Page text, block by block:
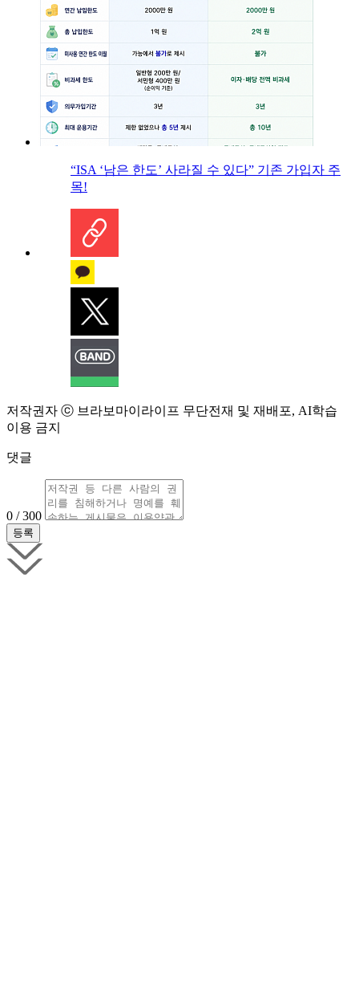
“ISA ‘남은 한도’ 사라질 수 있다” 기존 가입자 주
목!
저작권자 ⓒ 브라보마이라이프 무단전재 및 재배포, AI학습
이용 금지
댓글
0 / 300